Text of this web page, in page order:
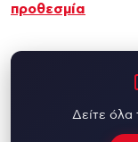
προθεσμία
Δείτε όλα